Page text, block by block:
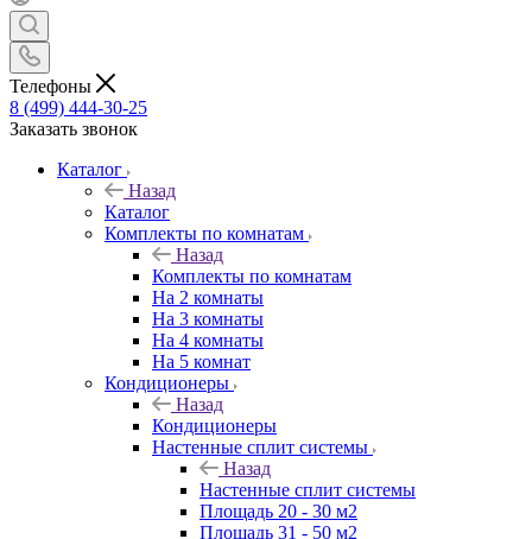
Телефоны
8 (499) 444-30-25
Заказать звонок
Каталог
Назад
Каталог
Комплекты по комнатам
Назад
Комплекты по комнатам
На 2 комнаты
На 3 комнаты
На 4 комнаты
На 5 комнат
Кондиционеры
Назад
Кондиционеры
Настенные сплит системы
Назад
Настенные сплит системы
Площадь 20 - 30 м2
Площадь 31 - 50 м2